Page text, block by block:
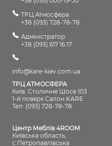
ТРЦ Атмосфера
+38 (093) 728-78-78
Адміністратор
+38 (093) 617 16 17
info@kare-kiev.com.ua
ТРЦ АТМОСФЕРА
Київ. Столичне Шосе 103
1-й поверх Салон KARE
Тел: (093) 728-78-78
Центр Меблів 4ROOM
Київська область,
с.Петропавлівська